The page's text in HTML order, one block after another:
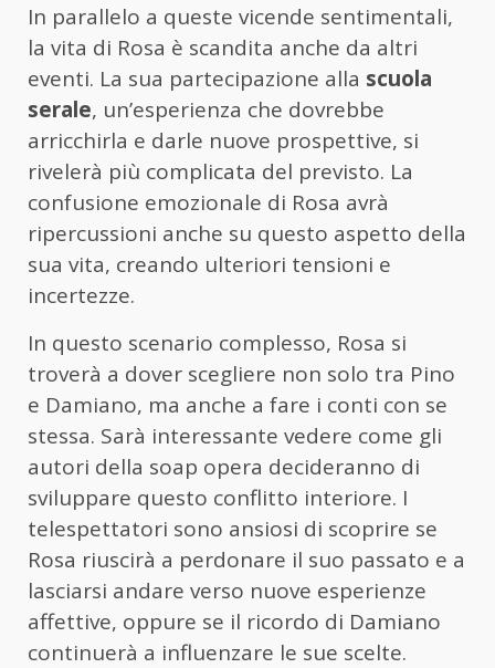
In parallelo a queste vicende sentimentali,
la vita di Rosa è scandita anche da altri
eventi. La sua partecipazione alla scuola
serale, un’esperienza che dovrebbe
arricchirla e darle nuove prospettive, si
rivelerà più complicata del previsto. La
confusione emozionale di Rosa avrà
ripercussioni anche su questo aspetto della
sua vita, creando ulteriori tensioni e
incertezze.
In questo scenario complesso, Rosa si
troverà a dover scegliere non solo tra Pino
e Damiano, ma anche a fare i conti con se
stessa. Sarà interessante vedere come gli
autori della soap opera decideranno di
sviluppare questo conflitto interiore. I
telespettatori sono ansiosi di scoprire se
Rosa riuscirà a perdonare il suo passato e a
lasciarsi andare verso nuove esperienze
affettive, oppure se il ricordo di Damiano
continuerà a influenzare le sue scelte.